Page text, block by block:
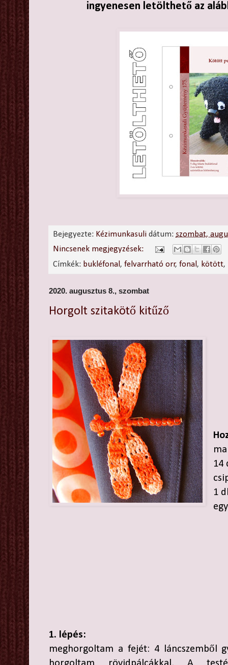
ingyenesen letölthető az
Bejegyezte: Kézimunkasuli dátum: szombat,
Nincsenek megjegyzések:
Címkék: bukléfonal ,felvarrható orr,fonal , kötött,
2020. augusztus 8., szombat
Horgolt szitakötő kitűző
14
1
1. lépés:
meghorgoltam a fejét: 4 láncszemből